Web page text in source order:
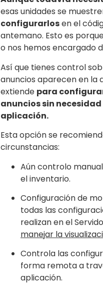
esas unidades se
configurarlosen el
antemano. Esto es
o nos hemos encargado
Así que tienes control
anuncios aparecen en la
extiende para
anuncios sin
aplicación.
Esta opción se
circunstancias:
Aún controlo
el inventario.
Configuración de
todas las
realizan en el
manejar la
Controla las
forma remota a
aplicación.